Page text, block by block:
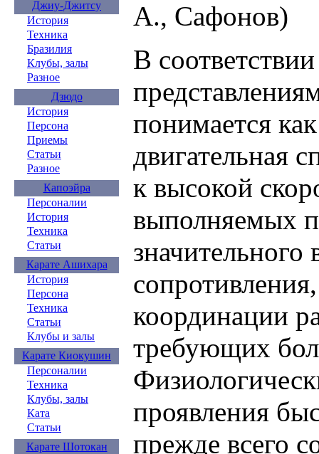
Джиу-Джитсу
История
Техника
Бразилия
Клубы, залы
Разное
Дзюдо
История
Персона
Приемы
Статьи
Разное
Капоэйра
Персоналии
История
Техника
Статьи
Карате Ашихара
История
Персона
Техника
Статьи
Клубы и залы
Карате Киокушин
Персоналии
Техника
Клубы, залы
Ката
Статьи
Карате Шотокан
А., Сафонов)
В
понимается
двигательная
к высокой
выполняемых
значительного
координации
требующих
проявления
прежде всего